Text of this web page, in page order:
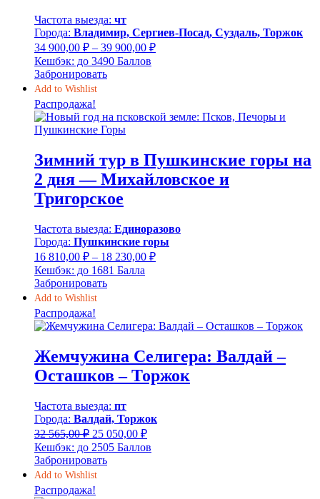
Частота выезда: чт
Города: Владимир, Сергиев-Посад, Суздаль, Торжок
34 900,00 ₽ – 39 900,00 ₽Диапазон
39
Кешбэк: до 3490 Баллов
Забронировать
Add to Wishlist
Распродажа!
Зимний тур в Пушкинские горы на
2 дня — Михайловское и
Тригорское
Частота выезда: Единоразово
Города: Пушкинские горы
16 810,00 ₽ – 18 230,00 ₽Диапазон
18
230,00 ₽
Кешбэк: до 1681 Балла
Забронировать
Add to Wishlist
Распродажа!
Жемчужина Селигера: Валдай –
Осташков – Торжок
Частота выезда: пт
Города: Валдай, Торжок
32 565,00₽ Первоначальная
цена
составляла
32
565,00 ₽.
25 050,00 ₽Текущая
цена:
25
Кешбэк: до 2505 Баллов
Забронировать
Add to Wishlist
Распродажа!